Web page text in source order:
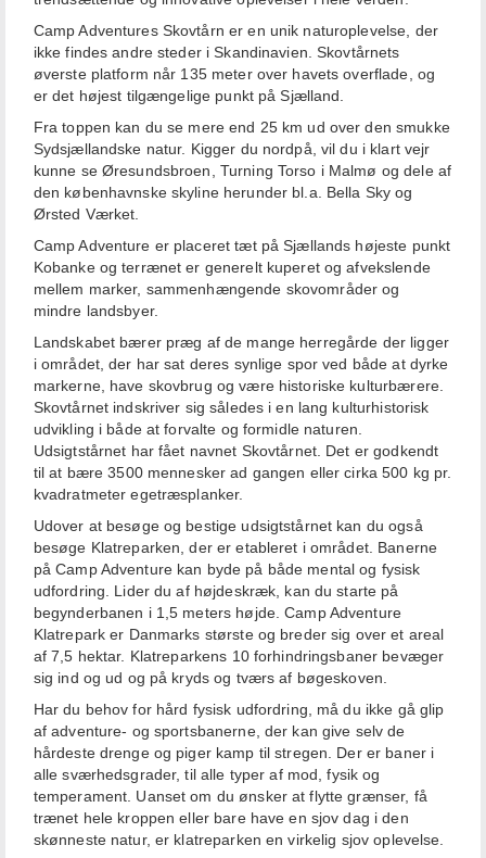
Camp Adventures Skovtårn er en unik naturoplevelse, der
ikke findes andre steder i Skandinavien. Skovtårnets
øverste platform når 135 meter over havets overflade, og
er det højest tilgængelige punkt på Sjælland.
Fra toppen kan du se mere end 25 km ud over den smukke
Sydsjællandske natur. Kigger du nordpå, vil du i klart vejr
kunne se Øresundsbroen, Turning Torso i Malmø og dele af
den københavnske skyline herunder bl.a. Bella Sky og
Ørsted Værket.
Camp Adventure er placeret tæt på Sjællands højeste punkt
Kobanke og terrænet er generelt kuperet og afvekslende
mellem marker, sammenhængende skovområder og
mindre landsbyer.
Landskabet bærer præg af de mange herregårde der ligger
i området, der har sat deres synlige spor ved både at dyrke
markerne, have skovbrug og være historiske kulturbærere.
Skovtårnet indskriver sig således i en lang kulturhistorisk
udvikling i både at forvalte og formidle naturen.
Udsigtstårnet har fået navnet Skovtårnet. Det er godkendt
til at bære 3500 mennesker ad gangen eller cirka 500 kg pr.
kvadratmeter egetræsplanker.
Udover at besøge og bestige udsigtstårnet kan du også
besøge Klatreparken, der er etableret i området. Banerne
på Camp Adventure kan byde på både mental og fysisk
udfordring. Lider du af højdeskræk, kan du starte på
begynderbanen i 1,5 meters højde.Camp Adventure
Klatrepark er Danmarks største og breder sig over et areal
af 7,5 hektar. Klatreparkens 10 forhindringsbaner bevæger
sig ind og ud og på kryds og tværs af bøgeskoven.
Har du behov for hård fysisk udfordring, må du ikke gå glip
af adventure- og sportsbanerne, der kan give selv de
hårdeste drenge og piger kamp til stregen. Der er baner i
alle sværhedsgrader, til alle typer af mod, fysik og
temperament. Uanset om du ønsker at flytte grænser, få
trænet hele kroppen eller bare have en sjov dag i den
skønneste natur, er klatreparken en virkelig sjov oplevelse.